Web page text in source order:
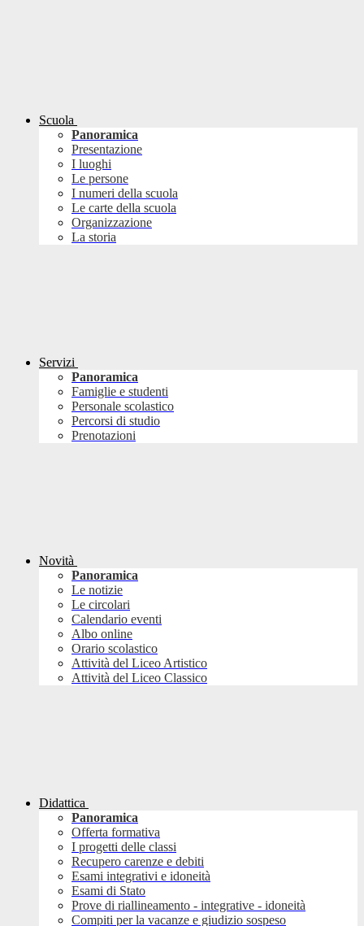
Scuola
Panoramica
Presentazione
I luoghi
Le persone
I numeri della scuola
Le carte della scuola
Organizzazione
La storia
Servizi
Panoramica
Famiglie e studenti
Personale scolastico
Percorsi di studio
Prenotazioni
Novità
Panoramica
Le notizie
Le circolari
Calendario eventi
Albo online
Orario scolastico
Attività del Liceo Artistico
Attività del Liceo Classico
Didattica
Panoramica
Offerta formativa
I progetti delle classi
Recupero carenze e debiti
Esami integrativi e idoneità
Esami di Stato
Prove di riallineamento - integrative - idoneità
Compiti per la vacanze e giudizio sospeso